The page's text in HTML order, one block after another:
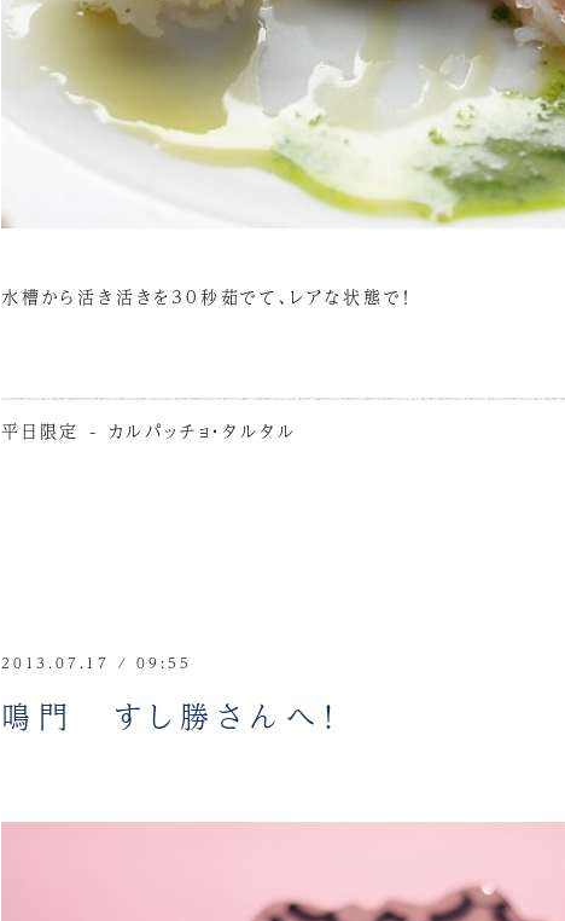
水槽から活き活きを30秒茹でて、レアな状態で！
平日限定 - カルパッチョ・タルタル
2013.07.17 / 09:55
鳴門 すし勝さんへ！